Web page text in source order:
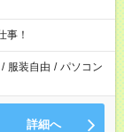
事！
/ 服装自由 / パソコン
詳細へ